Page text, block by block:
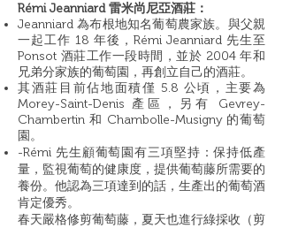
Rémi Jeanniard 雷米尚尼亞酒莊：
Jeanniard 為布根地知名葡萄農家族。與父親
一起工作 18 年後，Rémi Jeanniard 先生至
Ponsot 酒莊工作一段時間，並於 2004 年和
兄弟分家族的葡萄園，再創立自己的酒莊。
其酒莊目前佔地面積僅 5.8 公頃，主要為
Morey-Saint-Denis 產區，另有 Gevrey-
Chambertin 和 Chambolle-Musigny 的葡萄
園。
-Rémi 先生顧葡萄園有三項堅持：保持低產
量，監視葡萄的健康度，提供葡萄藤所需要的
養份。他認為三項達到的話，生產出的葡萄酒
肯定優秀。
春天嚴格修剪葡萄藤，夏天也進行綠採收（剪